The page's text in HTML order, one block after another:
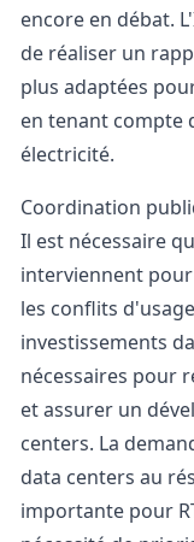
encore en débat.
de réaliser un
plus adaptées
en tenant compte
électricité.
Coordination
Il est nécessaire
interviennent
les conflits
investissements
nécessaires pour
et assurer un
centers. La
data centers au
importante pour